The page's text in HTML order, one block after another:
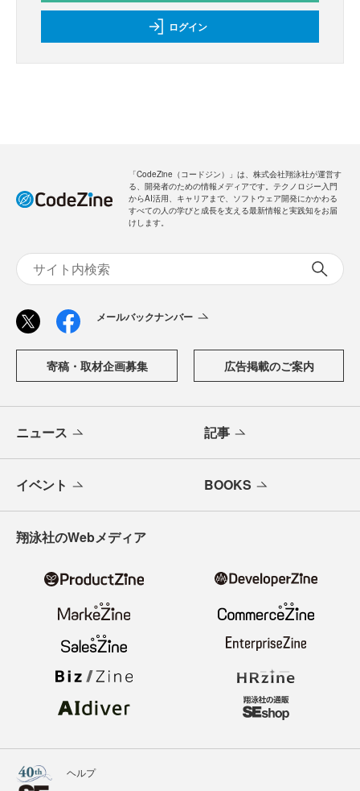
ログイン
「CodeZine（コードジン）」は、株式会社翔泳社が運営す
る、開発者のための情報メディアです。テクノロジー入門
からAI活用、キャリアまで、ソフトウェア開発にかかわる
すべての人の学びと成長を支える最新情報と実践知をお届
けします。
メールバックナンバー
寄稿・取材企画募集 広告掲載のご案内
ニュース 記事
イベント BOOKS
翔泳社のWebメディア
ヘルプ